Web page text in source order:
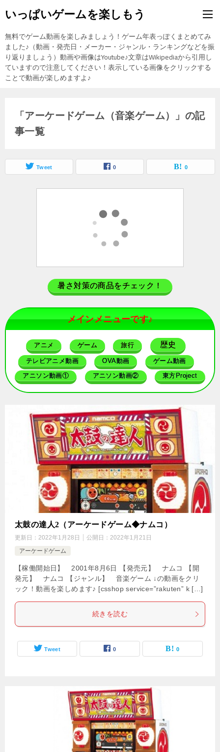
いっぱいゲームを楽しもう
無料でゲーム動画を楽しみましょう！ゲーム年表っぽくまとめてみ
ました♪（動画・発売日・メーカー・ジャンル・ランキングなどを振
り返りましょう）動画や画像はYoutube♪文章はWikipediaから引用し
ていますので注意してください！表示している画像をクリックする
ことで動画が楽しめますよ♪
「アーケードゲーム（音楽ゲーム）」の記
事一覧
Tweet 0 0
暑さ対策の商品をチェック！
メインメニューです♪
アニメ ゲーム 旅行 歴史
テレビアニメ動画 OVA動画 ゲーム動画
アニソン動画① アニソン動画② 東方Project
太鼓の達人2（アーケードゲーム◆ナムコ）
更新日： 2022年1月28日 公開日： 2022年1月21日
アーケードゲーム
【稼働開始日】 2001年8月6日 【発売元】 ナムコ 【開
発元】 ナムコ 【ジャンル】 音楽ゲーム ↓の動画をクリ
ック！動画を楽しめます♪ [csshop service=”rakuten” k […]
続きを読む
Tweet 0 0